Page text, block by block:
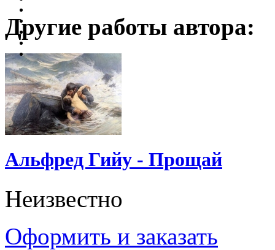
Другие работы автора:
Альфред Гийу - Прощай
Неизвестно
Оформить и заказать